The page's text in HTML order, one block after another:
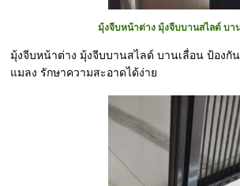
มุ้งจีบหน้าต่าง มุ้งจีบบานสไลด์ บา
มุ้งจีบหน้าต่าง มุ้งจีบบานสไลด์ บานเลื่อน ป้องกั
แมลง รักษาความสะอาดได้ง่าย